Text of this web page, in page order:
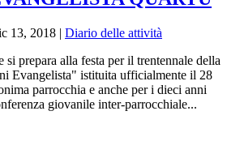
13, 2018 | Diario delle attività
si prepara alla festa per il trentennale della
Evangelista" istituita ufficialmente il 28
parrocchia e anche per i dieci anni
giovanile inter-parrocchiale...